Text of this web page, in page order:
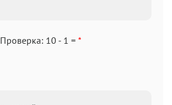
Проверка: 10 - 1 = *